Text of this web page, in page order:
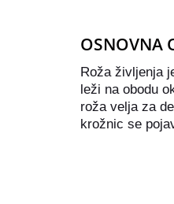
OSNOVNA
Roža življenja
leži na obodu
roža velja za
krožnic se